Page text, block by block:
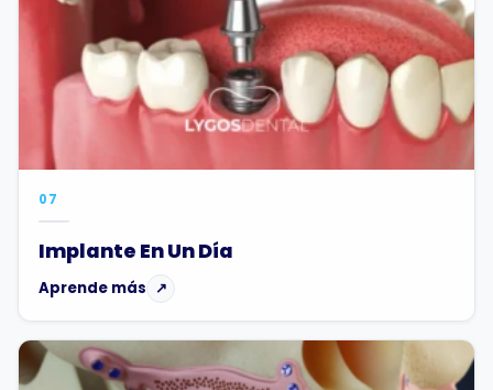
07
Implante En Un Día
Aprende más ↗